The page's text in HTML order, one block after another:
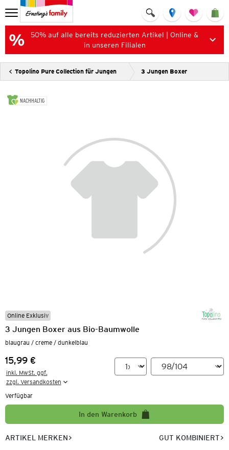
50% auf alle bereits reduzierten Artikel | Online &
in unseren Filialen
Topolino Pure Collection für Jungen 3 Jungen Boxer
NACHHALTIG
Online Exklusiv
3 Jungen Boxer aus Bio-Baumwolle
blaugrau / creme / dunkelblau
Preis:
15,99 €
inkl. MwSt. ggf.
zzgl. Versandkosten
Verfügbar
In den Warenkorb
ARTIKEL MERKEN GUT KOMBINIERT